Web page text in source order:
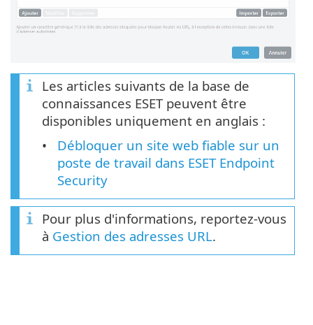
Les articles suivants de la base de
connaissances ESET peuvent être
disponibles uniquement en anglais :
Débloquer un site web fiable sur un
poste de travail dans ESET Endpoint
Security
Pour plus d'informations, reportez-vous
à Gestion des adresses URL.